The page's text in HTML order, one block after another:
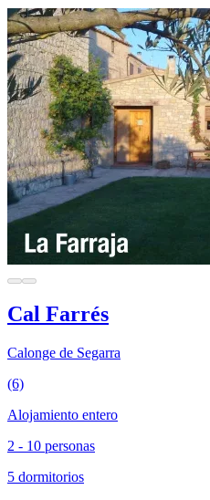
Cal Farrés
Calonge de Segarra
(6)
Alojamiento entero
2 - 10 personas
5 dormitorios